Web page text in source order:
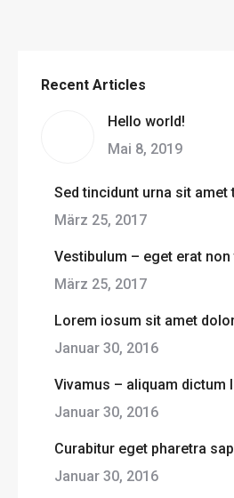
Recent Articles
Hello world!
Mai 8, 2019
Sed tincidunt urna sit amet
März 25, 2017
Vestibulum – eget erat
März 25, 2017
Lorem iosum sit amet
Januar 30, 2016
Vivamus – aliquam dictum
Januar 30, 2016
Curabitur eget pharetra
Januar 30, 2016